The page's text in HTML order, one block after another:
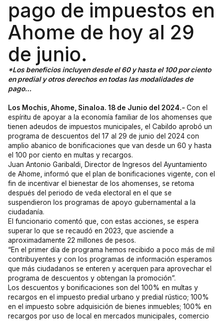
pago de impuestos en
Ahome de hoy al 29
de junio.
*Los beneficios incluyen desde el 60 y hasta el 100 por ciento
en predial y otros derechos en todas las modalidades de
pago…
Los Mochis, Ahome, Sinaloa. 18 de Junio del 2024.- Con el
espíritu de apoyar a la economía familiar de los ahomenses que
tienen adeudos de impuestos municipales, el Cabildo aprobó un
programa de descuentos del 17 al 29 de junio del 2024 con
amplio abanico de bonificaciones que van desde un 60 y hasta
el 100 por ciento en multas y recargos.
Juan Antonio Garibaldi, Director de Ingresos del Ayuntamiento
de Ahome, informó que el plan de bonificaciones vigente, con el
fin de incentivar el bienestar de los ahomenses, se retoma
después del periodo de veda electoral en el que se
suspendieron los programas de apoyo gubernamental a la
ciudadanía.
El funcionario comentó que, con estas acciones, se espera
superar lo que se recaudó en 2023, que asciende a
aproximadamente 22 millones de pesos.
“En el primer día de programa hemos recibido a poco más de mil
contribuyentes y con los programas de información esperamos
que más ciudadanos se enteren y acerquen para aprovechar el
programa de descuentos y obtengan la promoción”.
Los descuentos y bonificaciones son del 100% en multas y
recargos en el impuesto predial urbano y predial rústico; 100%
en el impuesto sobre adquisición de bienes inmuebles; 100% en
recargos por uso de local en mercados municipales, comercio